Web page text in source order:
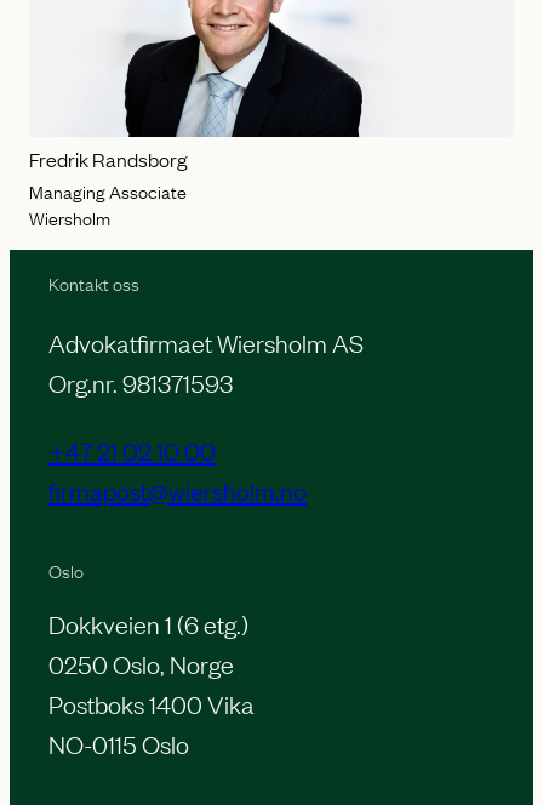
Fredrik Randsborg
Managing Associate
Wiersholm
Kontakt oss
Advokatfirmaet Wiersholm AS
Org.nr. 981371593
+47 21 02 10 00
firmapost@wiersholm.no
Oslo
Dokkveien 1 (6 etg.)
0250 Oslo, Norge
Postboks 1400 Vika
NO-0115 Oslo